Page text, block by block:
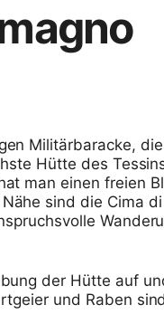
Militärbaracke,
Hütte des
man einen freien
sind die Cima
der Hütte auf
und Raben